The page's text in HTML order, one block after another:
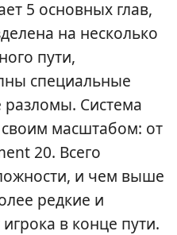
5 основных глав,
на несколько
пути,
специальные
Система
своим масштабом: от
20. Всего
и чем выше
редкие и
в конце пути.